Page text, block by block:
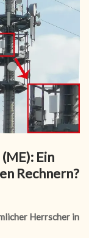
Ein
Rechnern?
Herrscher in